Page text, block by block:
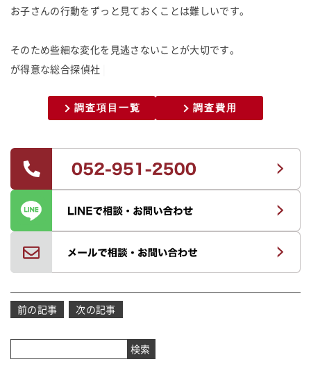
お子さんの行動をずっと見ておくことは難しいです。
そのため些細な変化を見逃さないことが大切です。
が得意な総合探偵社
調査項目一覧 調査費用
投
ナ
ビ
前の記事 次の記事
検索